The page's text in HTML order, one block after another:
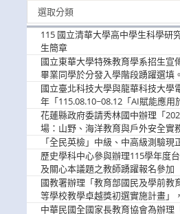
選取分類
115 國立清華大學高中學生科學研
生簡章
國立東華大學特殊教育學系招生宣
畢業同學於分發入學階段踴躍選填。
國立臺北科技大學與龍華科技大學
年「115.08.10~08.12「AI賦能應用
歡迎學生踴躍報名參加
花蓮縣政府委請秀林國中辦理「
場：山野、海洋教育與戶外安全實
參加
「全民英檢」中級、中高級測驗現
歷史學科中心參與辦理115學年度
及關心本議題之教師踴躍報名參加
國教署辦理「教育部國民及學前教
等學校教學卓越獎初選實施計畫」
中華民國全國家長教育協會為辦理